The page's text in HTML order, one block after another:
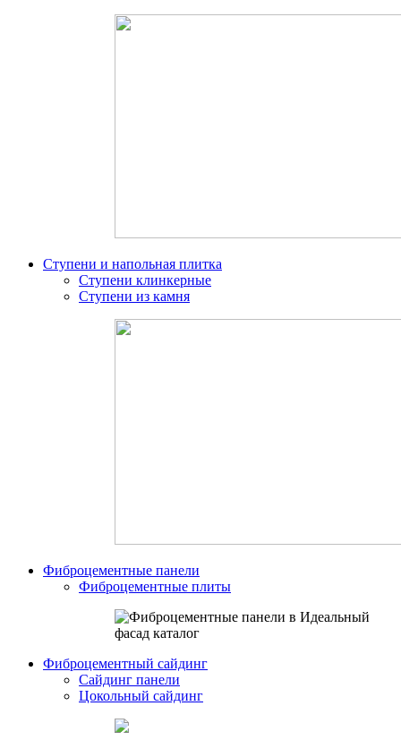
Ступени и напольная плитка
Ступени клинкерные
Ступени из камня
Фиброцементные панели
Фиброцементные плиты
Фиброцементный сайдинг
Сайдинг панели
Цокольный сайдинг